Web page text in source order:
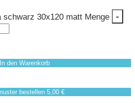
30x120 matt Menge -
In den Warenkorb
bestellen 5,00 €